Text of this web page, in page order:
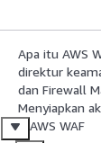
Apa itu AWS
direktur
dan Firewall
Menyiapkan
AWS WAF